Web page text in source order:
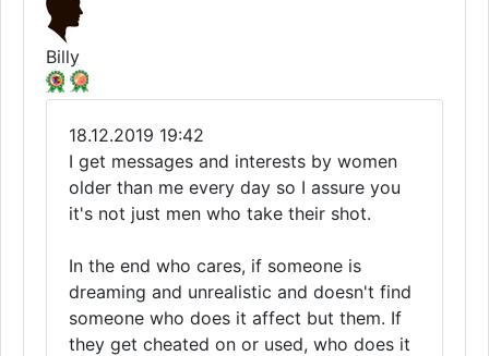
Billy
18.12.2019 19:42
I get messages and interests by women
older than me every day so I assure you
it's not just men who take their shot.
In the end who cares, if someone is
dreaming and unrealistic and doesn't find
someone who does it affect but them. If
they get cheated on or used, who does it